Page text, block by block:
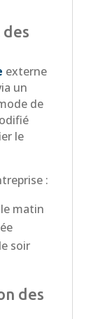
externe
un
de
le
:
matin
soir
des